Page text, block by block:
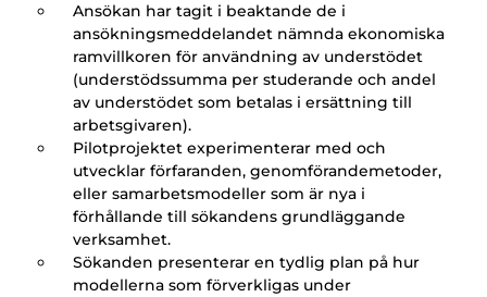
Ansökan har tagit i beaktande de i
ansökningsmeddelandet nämnda ekonomiska
ramvillkoren för användning av understödet
(understödssumma per studerande och andel
av understödet som betalas i ersättning till
arbetsgivaren).
Pilotprojektet experimenterar med och
utvecklar förfaranden, genomförandemetoder,
eller samarbetsmodeller som är nya i
förhållande till sökandens grundläggande
verksamhet.
Sökanden presenterar en tydlig plan på hur
modellerna som förverkligas under